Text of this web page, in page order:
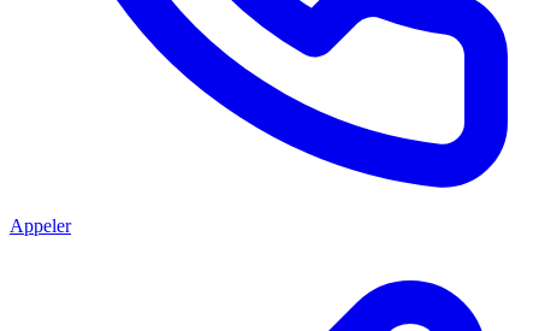
Appeler